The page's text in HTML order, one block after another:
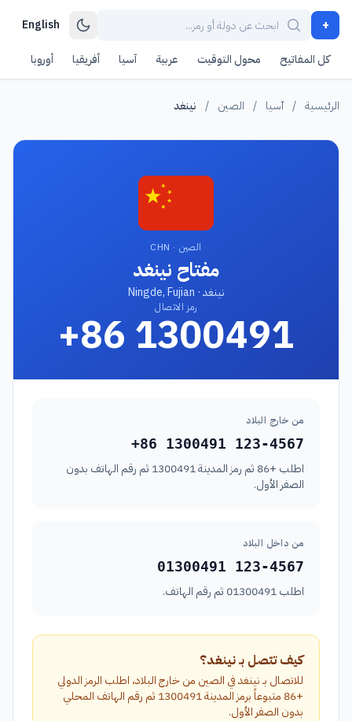
+
English
كل المفاتيح محول التوقيت عربية آسيا أفريقيا أوروبا
الرئيسية / آسيا / الصين / نينغد
الصين · CHN
مفتاح نينغد
نينغد · Ningde, Fujian
رمز الاتصال
+86 1300491
من خارج البلاد
+86 1300491 123-4567
اطلب +86 ثم رمز المدينة 1300491 ثم رقم الهاتف بدون
الصفر الأول.
من داخل البلاد
01300491 123-4567
اطلب 01300491 ثم رقم الهاتف.
كيف تتصل بـ نينغد؟
للاتصال بـ نينغد في الصين من خارج البلاد، اطلب الرمز الدولي
+86 متبوعاً برمز المدينة 1300491 ثم رقم الهاتف المحلي
بدون الصفر الأول.